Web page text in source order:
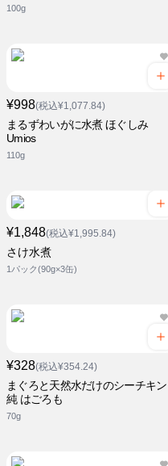
100g
¥998(税込¥1,077.84)
まるずわいがに水煮 ほぐしみ
Umios
110g
¥1,848(税込¥1,995.84)
さけ水煮
1パック(90g×3缶)
¥328(税込¥354.24)
まぐろと天然水だけのシーチキン
純 はごろも
70g